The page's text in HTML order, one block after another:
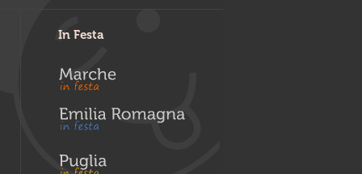
In Festa